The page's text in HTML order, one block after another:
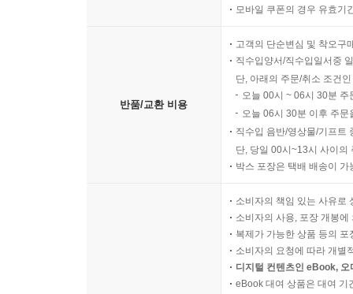
모바일 쿠폰의 경우 유효기
반품/교환 비용
고객의 단순변심 및 착오구
직수입양서/직수입일서중
단, 아래의 주문/취소 조건
오늘 00시 ~ 06시 30분
오늘 06시 30분 이후 주
직수입 음반/영상물/기프트
단, 당일 00시~13시 사이의
박스 포장은 택배 배송이
소비자의 책임 있는 사유로
소비자의 사용, 포장 개봉
복제가 가능한 상품 등의
소비자의 요청에 따라 개별
디지털 컨텐츠인 eBook,
eBook 대여 상품은 대여 기